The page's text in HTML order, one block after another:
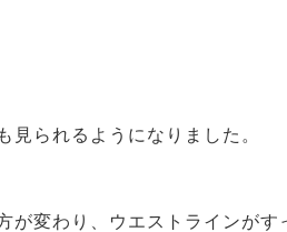
見られるようになりました。
が変わり、ウエストラインが